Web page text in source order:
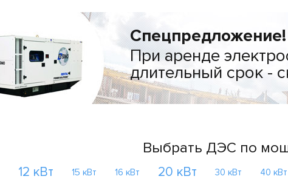
Спецпредложение!
При аренде
длительный срок -
Выбрать ДЭС по
12 кВт 15 кВт 16 кВт 20 кВт 30 кВт 40 кВт